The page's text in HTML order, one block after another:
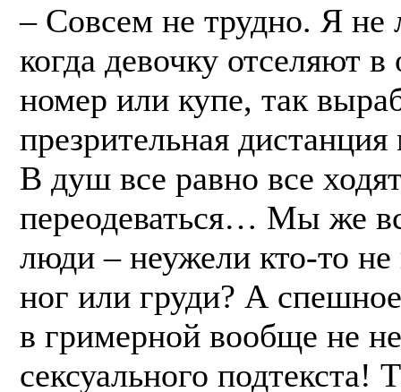
– Совсем не трудно. Я
когда девочку отселяют
номер или купе, так
презрительная
В душ все равно все
переодеваться… Мы же
люди – неужели кто-то
ног или груди? А
в гримерной вообще не
сексуального подтекста!